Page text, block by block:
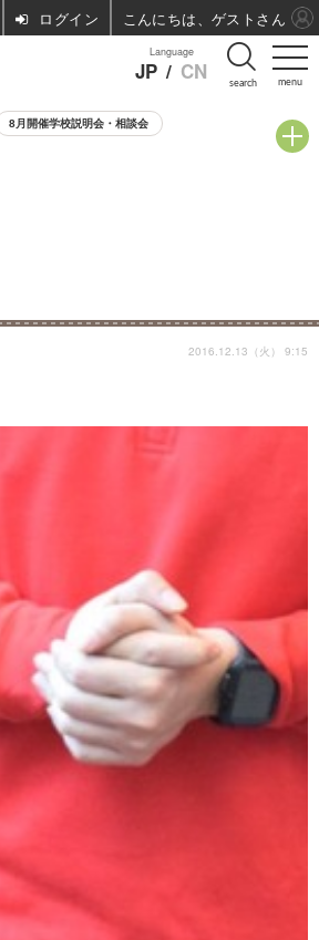
menu
Language
JP / CN search
8月開催学校説明会・相談会
2016.12.13（火） 9:15
ログイン こんにちは、ゲストさん